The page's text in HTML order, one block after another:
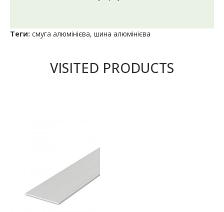
Теги: смуга алюмінієва, шина алюмінієва
VISITED PRODUCTS